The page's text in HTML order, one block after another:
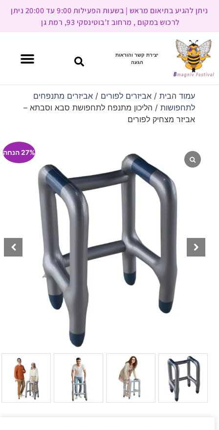
ניתן להגיע בתיאום מראש | בשעות הפעילות 9:00 עד 20:00 ניתן
לרכוש במקום , מרחוב ז’בוטינסקי 93, רמת גן
יצירת קשר והוראות
הגעה
עמוד הבית/ אביזרים לפורים / אביזרים מתנפחים
לתחפושות/ הליכון מתנפח לתחפושת סבא וסבתא –
אביזר מצחיק לפורים
27% הנחה